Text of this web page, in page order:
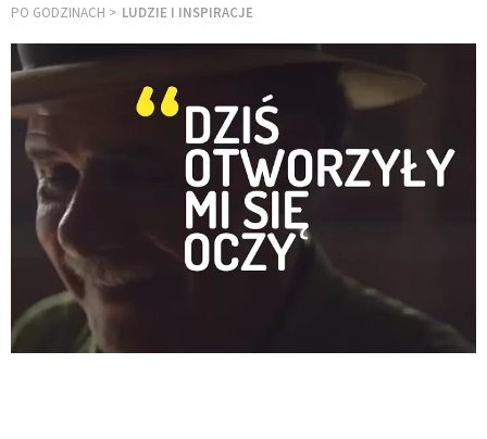
PO GODZINACH LUDZIE I INSPIRACJE